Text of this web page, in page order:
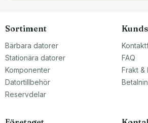
Sortiment
Bärbara datorer
Stationära datorer
Komponenter
Datortillbehör
Reservdelar
FAQ
Frakt &